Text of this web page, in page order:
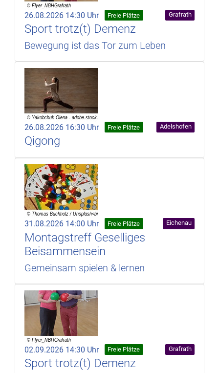
26.08.2026 14:30 Uhr Freie Plätze Grafrath
Sport trotz(t) Demenz
Bewegung ist das Tor zum Leben
26.08.2026 16:30 Uhr Freie Plätze Adelshofen
Qigong
31.08.2026 14:00 Uhr Freie Plätze Eichenau
Montagstreff Geselliges
Beisammensein
Gemeinsam spielen & lernen
02.09.2026 14:30 Uhr Freie Plätze Grafrath
Sport trotz(t) Demenz